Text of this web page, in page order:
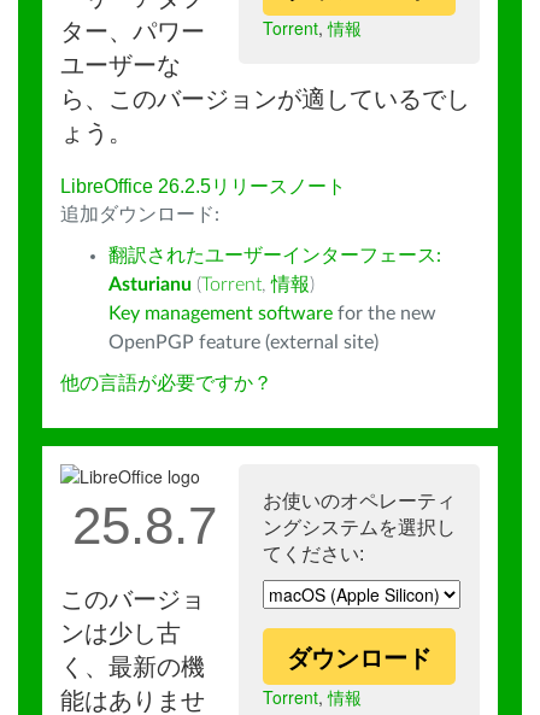
Torrent,情報
ター、パワー
ユーザーな
ら、このバージョンが適しているでし
ょう。
LibreOffice 26.2.5リリースノート
追加ダウンロード:
翻訳されたユーザーインターフェース:
Asturianu (Torrent,情報)
Key management software for the new
OpenPGP feature (external site)
他の言語が必要ですか？
お使いのオペレーティ
ングシステムを選択し
てください:
ダウンロード
Torrent,情報
25.8.7
このバージョ
ンは少し古
く、最新の機
能はありませ